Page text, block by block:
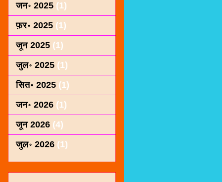
जन॰ 2025 (1)
फ़र॰ 2025 (1)
जून 2025 (1)
जुल॰ 2025 (1)
सित॰ 2025 (1)
जन॰ 2026 (1)
जून 2026 (4)
जुल॰ 2026 (1)